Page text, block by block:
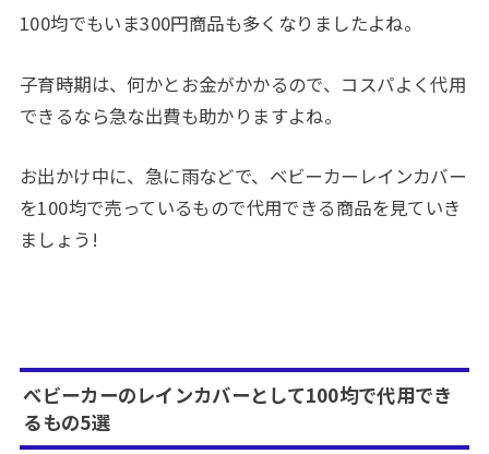
100均でもいま300円商品も多くなりましたよね。
子育時期は、何かとお金がかかるので、コスパよく代用
できるなら急な出費も助かりますよね。
お出かけ中に、急に雨などで、ベビーカーレインカバー
を100均で売っているもので代用できる商品を見ていき
ましょう!
べビーカーのレインカバーとして100均で代用でき
るもの5選